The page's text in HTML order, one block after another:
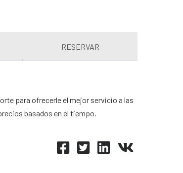
RESERVAR
para ofrecerle el mejor servicio a las
basados en el tiempo.